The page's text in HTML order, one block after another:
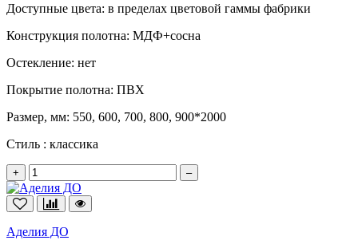
Доступные цвета: в пределах цветовой гаммы фабрики
Конструкция полотна: МДФ+сосна
Остекление: нет
Покрытие полотна: ПВХ
Размер, мм: 550, 600, 700, 800, 900*2000
Стиль : классика
+ –
Аделия ДО